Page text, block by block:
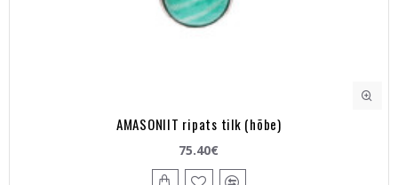
AMASONIIT ripats tilk (hõbe)
75.40€